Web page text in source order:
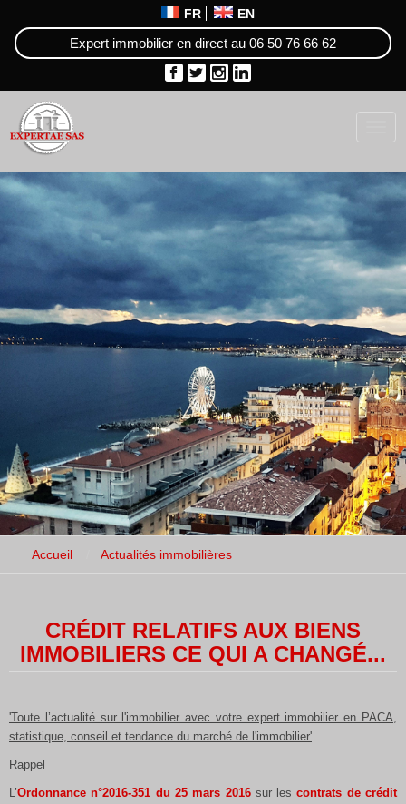
FR EN
Expert immobilier en direct au 06 50 76 66 62
Accueil Actualités immobilières
CRÉDIT RELATIFS AUX BIENS
IMMOBILIERS CE QUI A CHANGÉ...
'Toute l’actualité sur l'immobilier avec votre expert immobilier en PACA,
statistique, conseil et tendance du marché de l'immobilier'
Rappel
L’Ordonnance n°2016-351 du 25 mars 2016sur les contrats de crédit